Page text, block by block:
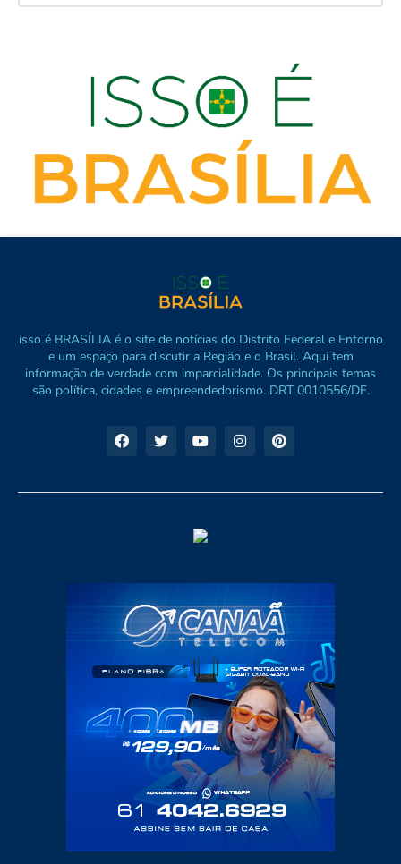
isso é BRASÍLIA é o site de notícias do Distrito Federal e Entorno
e um espaço para discutir a Região e o Brasil. Aqui tem
informação de verdade com imparcialidade. Os principais temas
são política, cidades e empreendedorismo. DRT 0010556/DF.